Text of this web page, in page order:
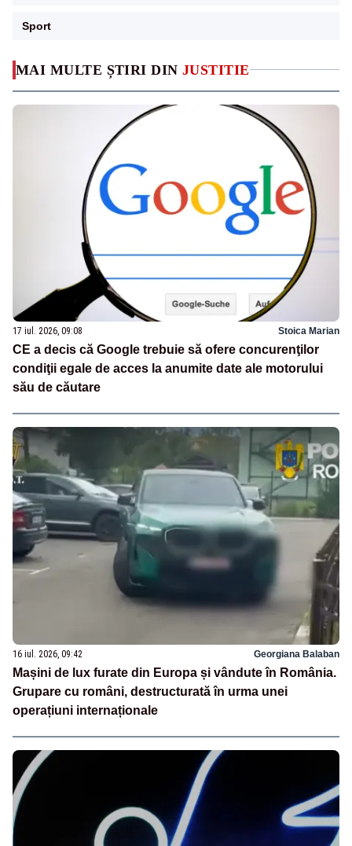
MAI MULTE ȘTIRI DIN JUSTITIE
17 iul. 2026, 09:08 Stoica Marian
CE a decis că Google trebuie să ofere concurenţilor
condiţii egale de acces la anumite date ale motorului
său de căutare
16 iul. 2026, 09:42 Georgiana Balaban
Mașini de lux furate din Europa și vândute în România.
Grupare cu români, destructurată în urma unei
operațiuni internaționale
Sport